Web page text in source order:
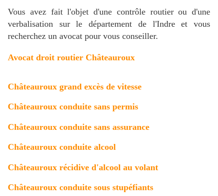
Vous avez fait l'objet d'une contrôle routier ou d'une
verbalisation sur le département de l'Indre et vous
recherchez un avocat pour vous conseiller.
Avocat droit routier Châteauroux
Châteauroux grand excès de vitesse
Châteauroux conduite sans permis
Châteauroux conduite sans assurance
Châteauroux conduite alcool
Châteauroux récidive d'alcool au volant
Châteauroux conduite sous stupéfiants